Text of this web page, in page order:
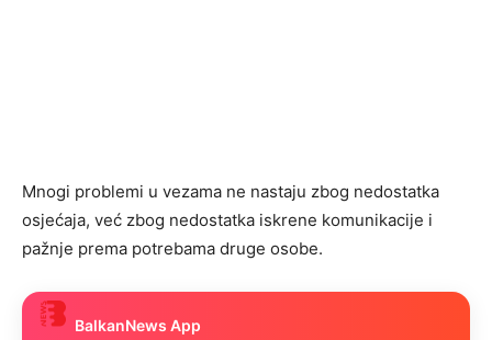
Mnogi problemi u vezama ne nastaju zbog nedostatka
osjećaja, već zbog nedostatka iskrene komunikacije i
pažnje prema potrebama druge osobe.
BalkanNews App